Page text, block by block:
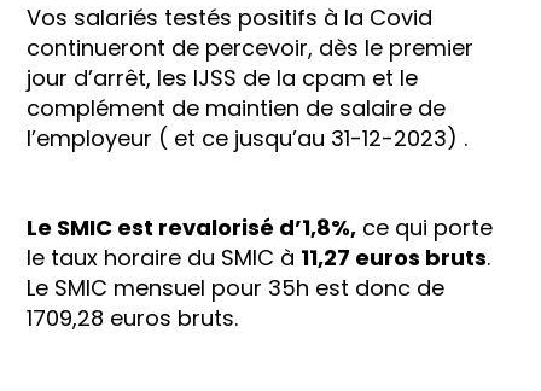
Vos salariés testés positifs à la Covid
continueront de percevoir, dès le premier
jour d’arrêt, les IJSS de la cpam et le
complément de maintien de salaire de
l’employeur ( et ce jusqu’au 31-12-2023) .
Le SMIC est revalorisé d’1,8%, ce qui porte
le taux horaire du SMIC à 11,27 euros bruts.
Le SMIC mensuel pour 35h est donc de
1709,28 euros bruts.